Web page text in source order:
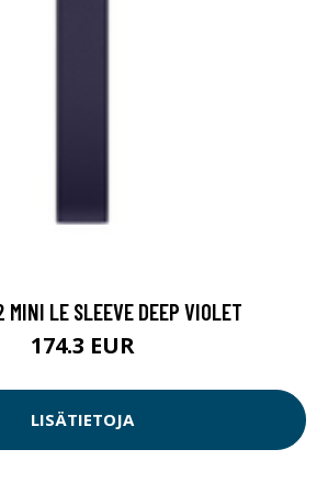
MINI LE SLEEVE DEEP VIOLET
174.3 EUR
LISÄTIETOJA